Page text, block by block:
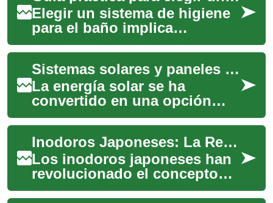
Elegir un sistema de higiene
para el baño implica
considerar funcionalidad,
instalación y sostenibilidad.
Esta guía r...
Sistemas solares y paneles fotovoltaicos: Una guía completa para España
La energía solar se ha
convertido en una opción
cada vez más atractiva para
los hogares y empresas en
España. Con abu...
Inodoros Japoneses: La Revolución del Baño Moderno
Los inodoros japoneses han
revolucionado el concepto
tradicional del cuarto de